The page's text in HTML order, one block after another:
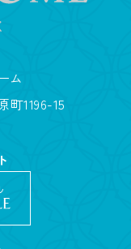
ム
町1196-15